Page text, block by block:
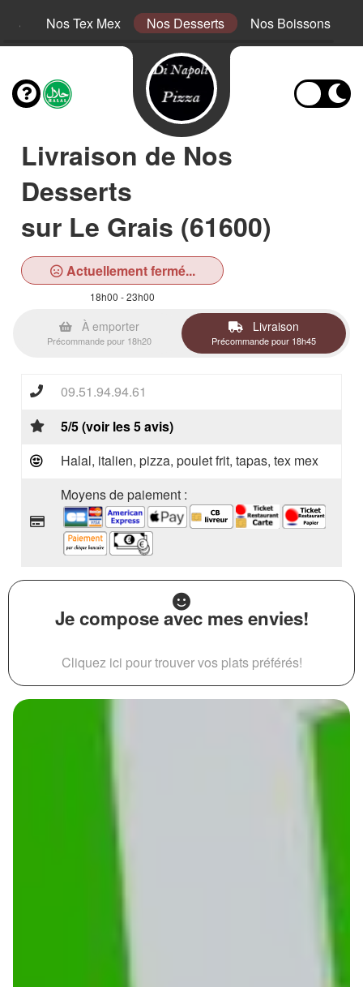
Nos Tex Mex Nos Desserts Nos Boissons
Livraison de Nos
Desserts
sur Le Grais (61600)
Actuellement fermé...
18h00 - 23h00
À emporter
Précommande pour 18h20
Livraison
Précommande pour 18h45
09.51.94.94.61
5/5 (voir les 5 avis)
Halal, italien, pizza, poulet frit, tapas, tex mex
Moyens de paiement :
Je compose avec mes envies!
Cliquez ici pour trouver vos plats préférés!